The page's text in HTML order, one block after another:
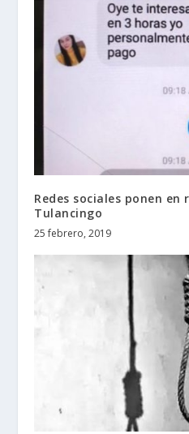
Redes sociales ponen en
Tulancingo
25 febrero, 2019